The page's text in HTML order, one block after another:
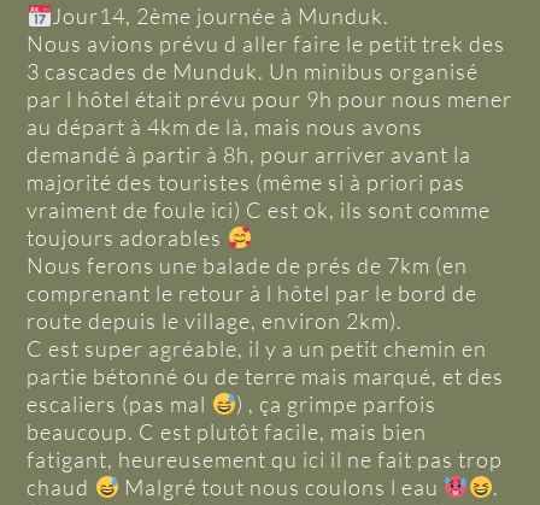
Jour14, 2ème journée à Munduk.
Nous avions prévu d aller faire le petit trek des
3 cascades de Munduk. Un minibus organisé
par l hôtel était prévu pour 9h pour nous mener
au départ à 4km de là, mais nous avons
demandé à partir à 8h, pour arriver avant la
majorité des touristes (même si à priori pas
vraiment de foule ici) C est ok, ils sont comme
toujours adorables
Nous ferons une balade de prés de 7km (en
comprenant le retour à l hôtel par le bord de
route depuis le village, environ 2km).
C est super agréable, il y a un petit chemin en
partie bétonné ou de terre mais marqué, et des
escaliers (pas mal
) , ça grimpe parfois
beaucoup. C est plutôt facile, mais bien
fatigant, heureusement qu ici il ne fait pas trop
chaud
Malgré tout nous coulons l eau
.